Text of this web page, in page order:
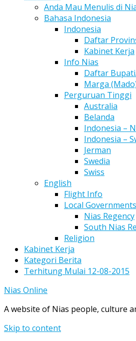
Anda Mau Menulis di
Bahasa Indonesia
Indonesia
Daftar
Kabinet Kerja
Info Nias
Daftar
Marga
Perguruan Tinggi
Australia
Belanda
Indonesia –
Indonesia –
Jerman
Swedia
Swiss
English
Flight Info
Local Governments
Nias Regency
South Nias
Religion
Kabinet Kerja
Kategori Berita
Terhitung Mulai 12-08-2015
Nias Online
A website of Nias people, culture
Skip to content